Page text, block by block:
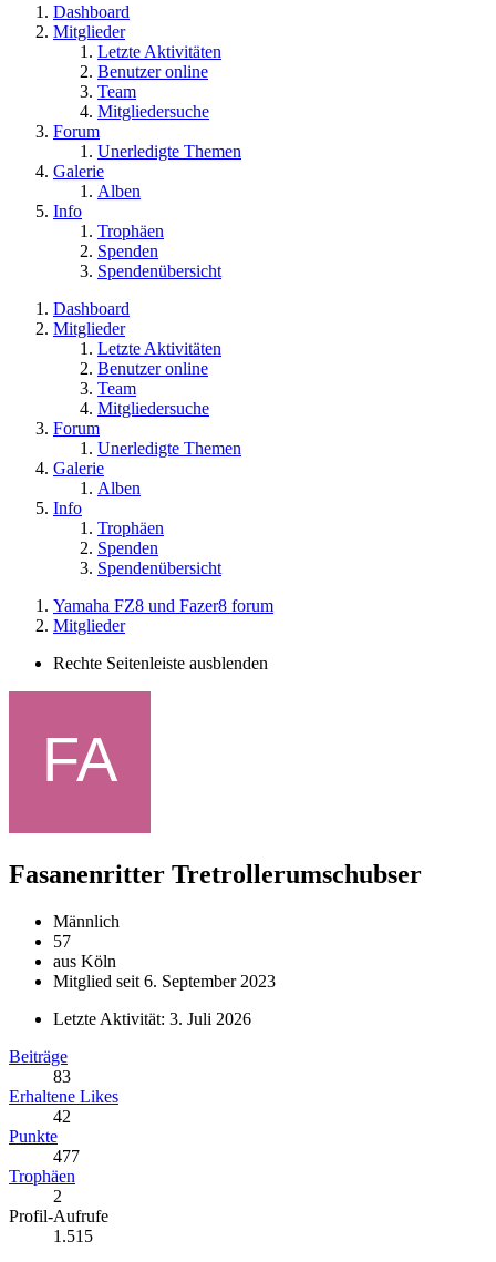
Dashboard
Mitglieder
Letzte Aktivitäten
Benutzer online
Team
Mitgliedersuche
Forum
Unerledigte Themen
Galerie
Alben
Info
Trophäen
Spenden
Spendenübersicht
Dashboard
Mitglieder
Letzte Aktivitäten
Benutzer online
Team
Mitgliedersuche
Forum
Unerledigte Themen
Galerie
Alben
Info
Trophäen
Spenden
Spendenübersicht
Yamaha FZ8 und Fazer8 forum
Mitglieder
Rechte Seitenleiste ausblenden
Fasanenritter Tretrollerumschubser
Männlich
57
aus Köln
Mitglied seit 6. September 2023
Letzte Aktivität: 3. Juli 2026
Beiträge
83
Erhaltene Likes
42
Punkte
477
Trophäen
2
Profil-Aufrufe
1.515